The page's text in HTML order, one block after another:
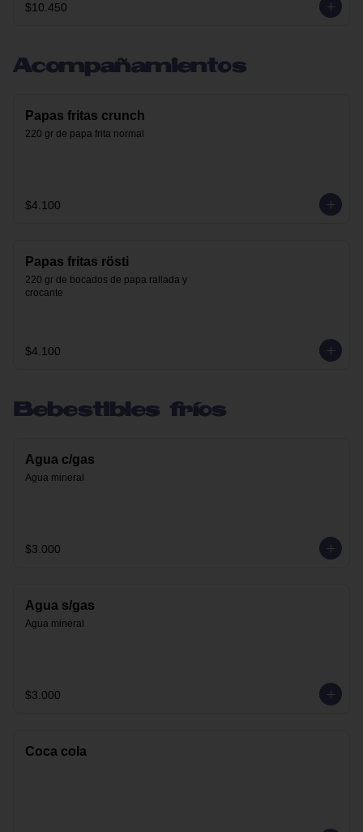
$10.450
Acompañamientos
Papas fritas crunch
220 gr de papa frita normal
$4.100
Papas fritas rösti
220 gr de bocados de papa rallada y
crocante
$4.100
Bebestibles fríos
Agua c/gas
Agua mineral
$3.000
Agua s/gas
Agua mineral
$3.000
Coca cola